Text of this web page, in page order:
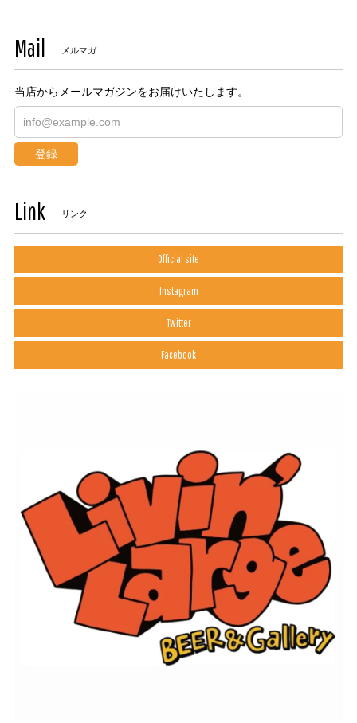
Mail メルマガ
当店からメールマガジンをお届けいたします。
登録
Link リンク
Official site
Instagram
Twitter
Facebook